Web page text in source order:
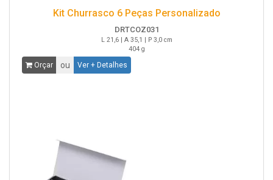
Kit Churrasco 6 Peças Personalizado
DRTCOZ031
L 21,6 | A 35,1 | P 3,0 cm
404 g
Orçar ou Ver + Detalhes